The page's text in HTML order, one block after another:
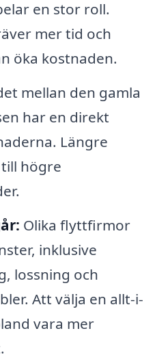
en stor roll.
mer tid och
öka kostnaden.
mellan den gamla
har en direkt
Längre
högre
Olika flyttfirmor
inklusive
lossning och
Att välja en allt-i-
vara mer